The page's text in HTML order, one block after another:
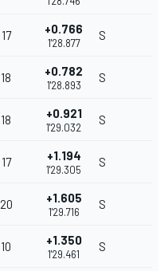
17 +0.766
1'28.877
S
18 +0.782
1'28.893
S
18 +0.921
1'29.032
S
17 +1.194
1'29.305
S
20 +1.605
1'29.716
S
10 +1.350
1'29.461
S